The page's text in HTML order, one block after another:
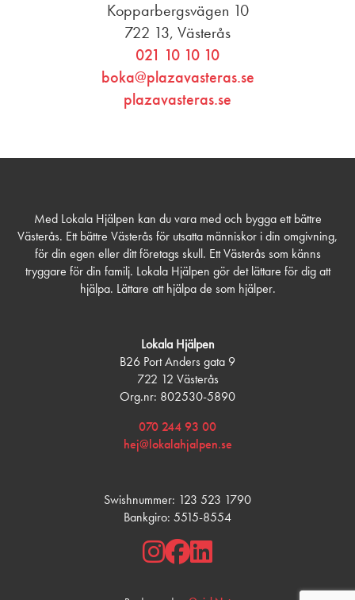
Kopparbergsvägen 10
722 13, Västerås
021 10 10 10
boka@plazavasteras.se
plazavasteras.se
Med Lokala Hjälpen kan du vara med och bygga ett bättre
Västerås. Ett bättre Västerås för utsatta människor i din omgivning,
för din egen eller ditt företags skull. Ett Västerås som känns
tryggare för din familj. Lokala Hjälpen gör det lättare för dig att
hjälpa. Lättare att hjälpa de som hjälper.
Lokala Hjälpen
B26 Port Anders gata 9
722 12 Västerås
Org.nr: 802530-5890
070 244 93 00
hej@lokalahjalpen.se
Swishnummer: 123 523 1790
Bankgiro: 5515-8554